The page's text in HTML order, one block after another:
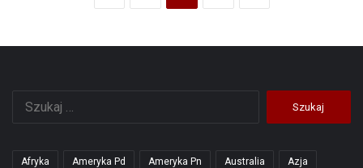
Afryka Ameryka Pd Ameryka Pn Australia Azja